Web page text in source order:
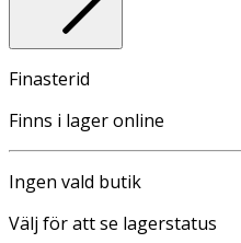
Finasterid
Finns i lager online
Ingen vald butik
Välj för att se lagerstatus